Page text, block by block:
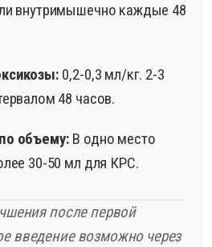
внутримышечно каждые 48
0,2-0,3 мл/кг. 2-3
48 часов.
объему: В одно место
30-50 мл для КРС.
после первой
введение возможно через